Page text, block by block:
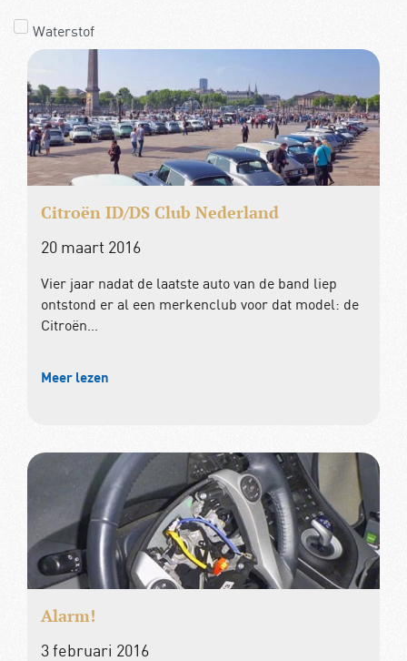
Waterstof
Citroën ID/DS Club Nederland
20 maart 2016
Vier jaar nadat de laatste auto van de band liep
ontstond er al een merkenclub voor dat model: de
Citroën…
Meer lezen
Alarm!
3 februari 2016